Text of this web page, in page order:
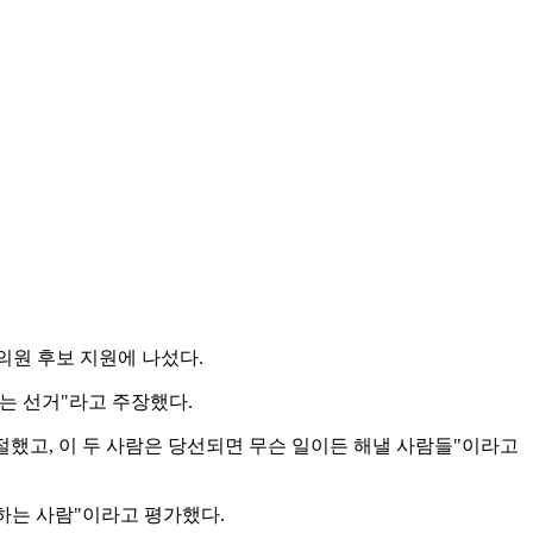
원 후보 지원에 나섰다.
선거"라고 주장했다.
고, 이 두 사람은 당선되면 무슨 일이든 해낼 사람들"이라고
는 사람"이라고 평가했다.